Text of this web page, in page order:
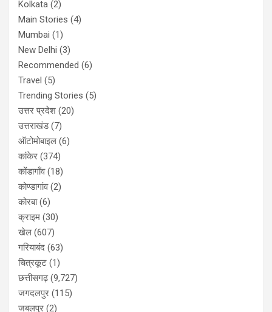
Kolkata (2)
Main Stories (4)
Mumbai (1)
New Delhi (3)
Recommended (6)
Travel (5)
Trending Stories (5)
उत्तर प्रदेश (20)
उत्तराखंड(7)
ऑटोमोबाइल (6)
कांकेर (374)
कोंडागाँव(18)
कोण्डागांव(2)
कोरबा(6)
क्राइम (30)
खेल (607)
गरियाबंद (63)
चित्रकूट (1)
छत्तीसगढ़(9,727)
जगदलपुर (115)
जबलपुर (2)